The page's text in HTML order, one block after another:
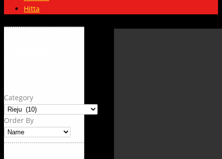
Hitta
Category
Order By